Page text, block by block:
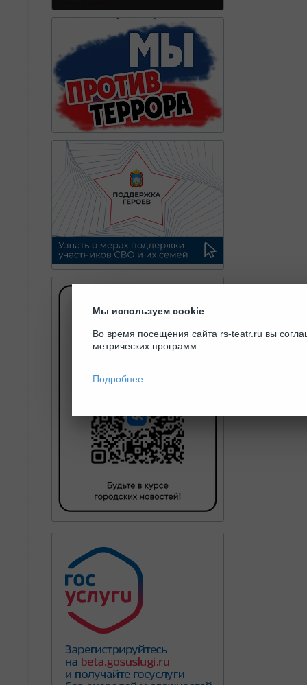
Мы используем cookie
Во время посещения сайта rs-teatr.ru вы
метрических программ.
Подробнее